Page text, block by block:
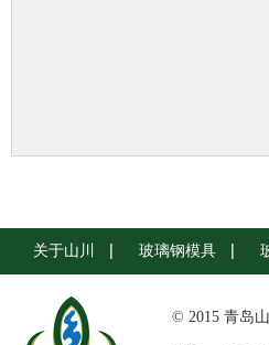
关于山川 玻璃钢模具
© 2015 青岛